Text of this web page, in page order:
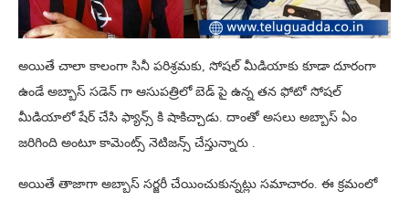
అయితే చాలా కాలంగా సినీ పరిశ్రమకు, సోషల్ మీడియాకు కూడా దూరంగా
ఉండే అబ్బాస్ సడెన్ గా ఆసుపత్రిలో బెడ్ పై ఉన్న తన ఫోటో సోషల్
మీడియాలో షేర్ చేసి ఫ్యాన్స్ కి షాకిచ్చాడు. దాంతో అసలు అబ్బాస్ ఏం
జరిగింది అంటూ కామెంట్స్ నెటిజన్స్ చేస్తున్నారు .
అయితే తాజాగా అబ్బాస్ సర్జరీ చేయించుకున్నట్లు సమాచారం. ఈ క్రమంలో